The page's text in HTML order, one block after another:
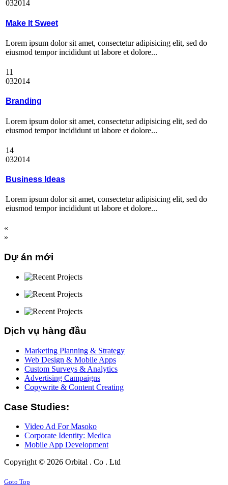
032014
Make It Sweet
Lorem ipsum dolor sit amet, consectetur adipisicing elit, sed do
eiusmod tempor incididunt ut labore et dolore...
11
032014
Branding
Lorem ipsum dolor sit amet, consectetur adipisicing elit, sed do
eiusmod tempor incididunt ut labore et dolore...
14
032014
Business Ideas
Lorem ipsum dolor sit amet, consectetur adipisicing elit, sed do
eiusmod tempor incididunt ut labore et dolore...
«
»
Dự án mới
Dịch vụ hàng đầu
Marketing Planning & Strategy
Web Design & Mobile Apps
Custom Surveys & Analytics
Advertising Campaigns
Copywrite & Content Creating
Case Studies:
Video Ad For Masoko
Corporate Identity: Medica
Mobile App Development
Copyright © 2026 Orbital . Co . Ltd
Goto Top